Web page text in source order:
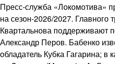
Пресс-служба «Локомотива»
на сезон-2026/2027. Главного
Квартальнова поддерживают
Александр Перов. Бабенко
обладатель Кубка Гагарина; в